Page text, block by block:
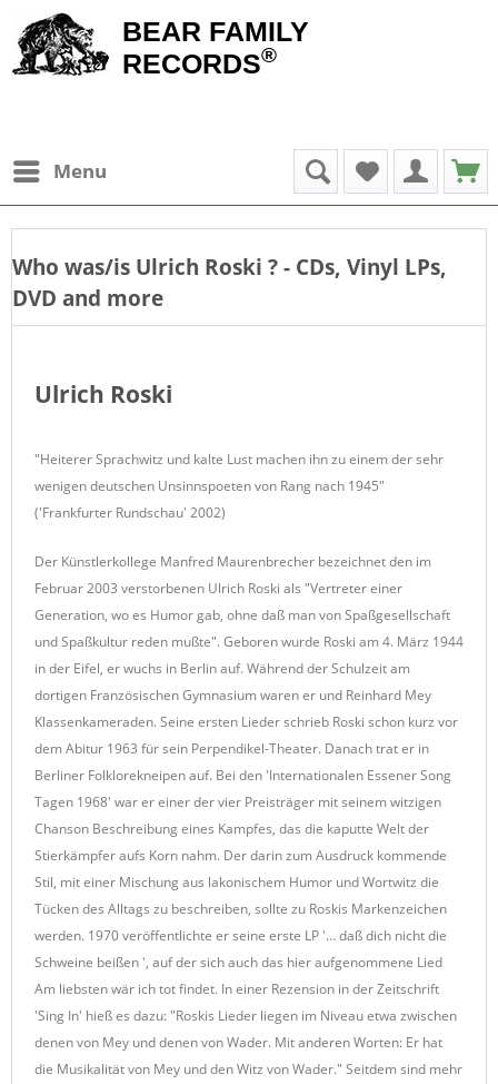
BEAR FAMILY
RECORDS®
Menu
Who was/is Ulrich Roski ? - CDs, Vinyl LPs,
DVD and more
Ulrich Roski
"Heiterer Sprachwitz und kalte Lust machen ihn zu einem der sehr
wenigen deutschen Unsinnspoeten von Rang nach 1945"
('Frankfurter Rundschau' 2002)
Der Künstlerkollege Manfred Maurenbrecher bezeichnet den im
Februar 2003 verstorbenen Ulrich Roski als "Vertreter einer
Generation, wo es Humor gab, ohne daß man von Spaßgesellschaft
und Spaßkultur reden mußte". Geboren wurde Roski am 4. März 1944
in der Eifel, er wuchs in Berlin auf. Während der Schulzeit am
dortigen Französischen Gymnasium waren er und Reinhard Mey
Klassenkameraden. Seine ersten Lieder schrieb Roski schon kurz vor
dem Abitur 1963 für sein Perpendikel-Theater. Danach trat er in
Berliner Folklorekneipen auf. Bei den 'Internationalen Essener Song
Tagen 1968' war er einer der vier Preisträger mit seinem witzigen
Chanson Beschreibung eines Kampfes, das die kaputte Welt der
Stierkämpfer aufs Korn nahm. Der darin zum Ausdruck kommende
Stil, mit einer Mischung aus lakonischem Humor und Wortwitz die
Tücken des Alltags zu beschreiben, sollte zu Roskis Markenzeichen
werden. 1970 veröffentlichte er seine erste LP '… daß dich nicht die
Schweine beißen ', auf der sich auch das hier aufgenommene Lied
Am liebsten wär ich tot findet. In einer Rezension in der Zeitschrift
'Sing In' hieß es dazu: "Roskis Lieder liegen im Niveau etwa zwischen
denen von Mey und denen von Wader. Mit anderen Worten: Er hat
die Musikalität von Mey und den Witz von Wader." Seitdem sind mehr